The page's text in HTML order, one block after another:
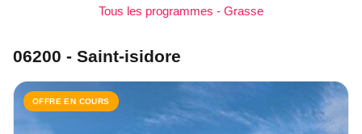
Tous les programmes - Grasse
06200 - Saint-isidore
OFFRE EN COURS